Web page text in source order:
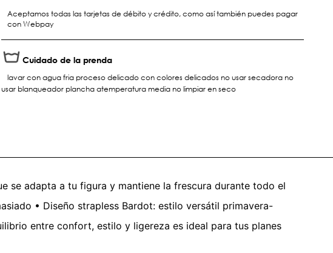
Aceptamos todas las tarjetas de débito y crédito, como así también puedes pagar
con Webpay
Cuidado de la prenda
lavar con agua fria proceso delicado con colores delicados no usar secadora no
usar blanqueador plancha atemperatura media no limpiar en seco
se adapta a tu figura y mantiene la frescura durante todo el
• Diseño strapless Bardot: estilo versátil primavera-
entre confort, estilo y ligereza es ideal para tus planes